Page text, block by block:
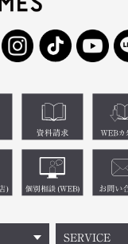
SERVICE